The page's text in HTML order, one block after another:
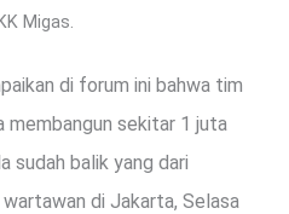
Migas.
di forum ini bahwa tim
sekitar 1 juta
sudah balik yang dari
wartawan di Jakarta, Selasa